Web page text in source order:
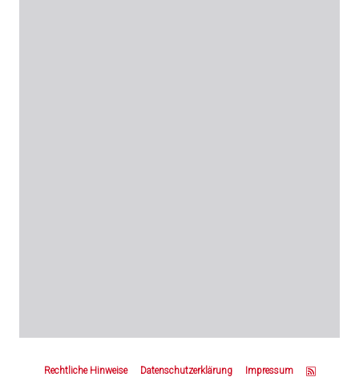
Rechtliche Hinweise Datenschutzerklärung Impressum